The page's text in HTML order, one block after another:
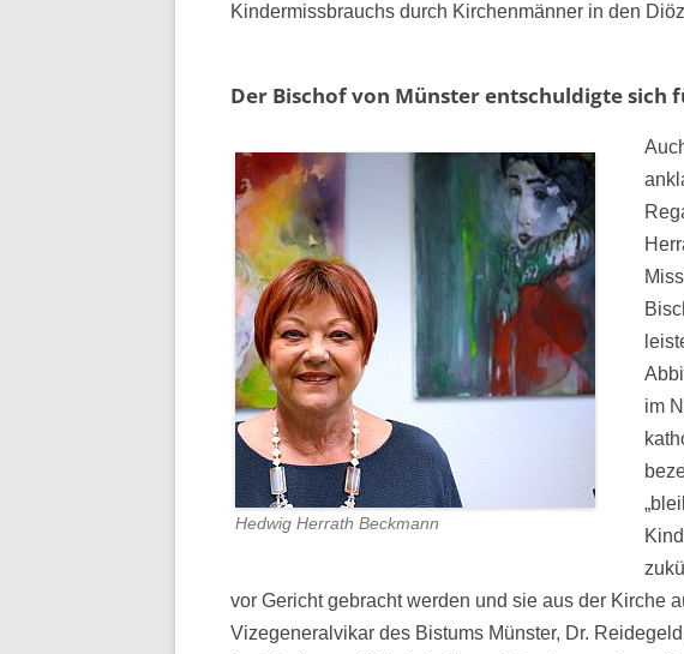
Kindermissbrauchs durch Kirchenmänner in den
Der Bischof von Münster entschuldigte sich
Hedwig Herrath Beckmann
im
vor Gericht gebracht werden und sie aus der Kirche
Vizegeneralvikar des Bistums Münster, Dr.